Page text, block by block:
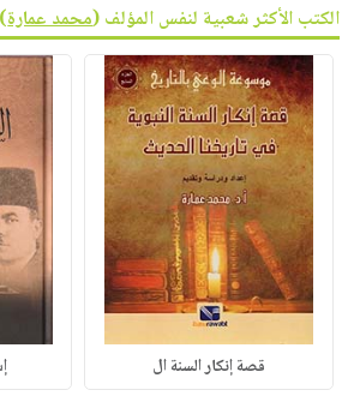
الكتب الأكثر شعبية لنفس المؤلف (محمد عمارة)
قصة إنكار السنة ال